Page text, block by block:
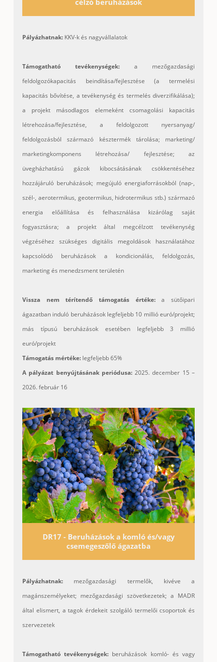
célzó beruházások
Pályázhatnak: KKV-k és nagyvállalatok
Támogatható tevékenységek: a mezőgazdasági
feldolgozókapacitás beindítása/fejlesztése (a termelési
kapacitás bővítése, a tevékenység és termelés diverzifikálása);
a projekt másodlagos elemeként csomagolási kapacitás
létrehozása/fejlesztése, a feldolgozott nyersanyag/
feldolgozásból származó késztermék tárolása; marketing/
marketingkomponens létrehozása/ fejlesztése; az
üvegházhatású gázok kibocsátásának csökkentéséhez
hozzájáruló beruházások; megújuló energiaforrásokból (nap-,
szél-, aerotermikus, geotermikus, hidrotermikus stb.) származó
energia előállítása és felhasználása kizárólag saját
fogyasztásra; a projekt által megcélzott tevékenység
végzéséhez szükséges digitális megoldások használatához
kapcsolódó beruházások a kondicionálás, feldolgozás,
marketing és menedzsment területén
Vissza nem térítendő támogatás értéke:a sütőipari
ágazatban induló beruházások legfeljebb 10 millió euró/projekt;
más típusú beruházások esetében legfeljebb 3 millió
euró/projekt
Támogatás mértéke: legfeljebb 65%
A pályázat benyújtásának periódusa:2025. december 15 –
2026. február 16
DR17 - Beruházások a komló és/vagy
csemegeszőlő ágazatba
Pályázhatnak: mezőgazdasági termelők, kivéve a
magánszemélyeket; mezőgazdasági szövetkezetek; a MADR
által elismert, a tagok érdekeit szolgáló termelői csoportok és
szervezetek
Támogatható tevékenységek: beruházások komló- és vagy